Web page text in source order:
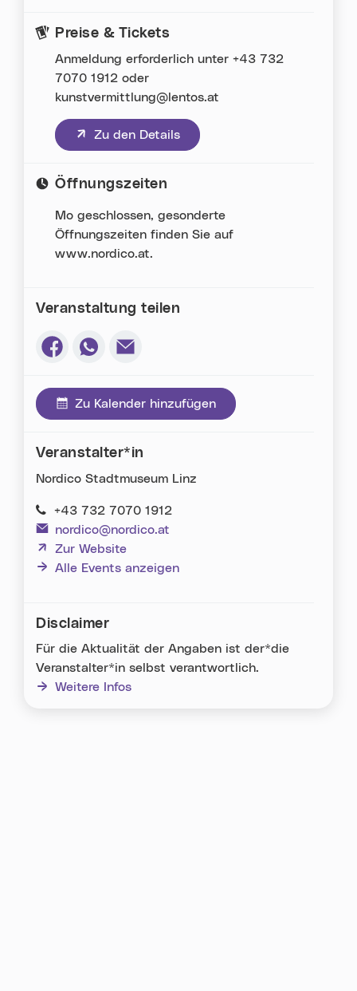
Preise & Tickets
Anmel­dung erfor­der­lich unter +43 732
7070 1912 oder
kunstvermittlung@lentos.at
Zu den Details
(neues Fenster)
Öffnungszeiten
Mo geschlossen, gesonderte
Öffnungszeiten finden Sie auf
www.nordico.at.
Veranstaltung teilen
Zu Kalender hinzufügen
Veranstalter*in
Nordico Stadtmuseum Linz
+43 732 7070 1912
nordico@nordico.at
Zur Website
(neues Fenster)
Alle Events anzeigen
Disclaimer
Für die Aktualität der Angaben ist der*die
Veranstalter*in selbst verantwortlich.
Weitere Infos